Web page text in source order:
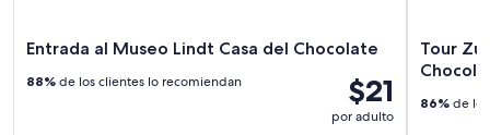
Entrada al Museo Lindt Casa del Chocolate
$21
por adulto
88% de los clientes lo recomiendan
Tour
86% de